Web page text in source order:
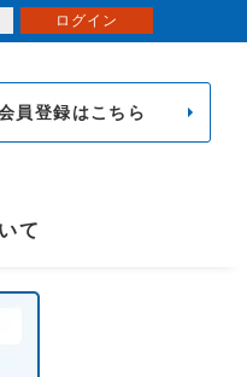
員登録はこちら
て
ログイン